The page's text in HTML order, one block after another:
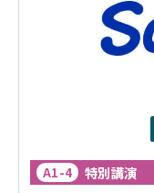
A1-4 特別講演